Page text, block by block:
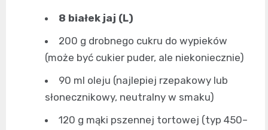
8 białek jaj (L)
200 g drobnego cukru do wypieków
(może być cukier puder, ale niekoniecznie)
90 ml oleju (najlepiej rzepakowy lub
słonecznikowy, neutralny w smaku)
120 g mąki pszennej tortowej (typ 450–